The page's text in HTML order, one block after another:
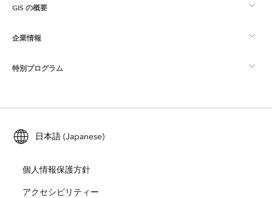
マッピング
Esri Community
ArcGIS ブログ
ユーザー調査およびテスト
Esri Young Professionals Network
GIS の概要
GIS とは
ロケーション インテリジェンス
トレーニング
ArcUser
ArcNews
企業情報
Esri について
採用情報
オープンビジョン
特別プログラム
ArcGIS for Student Use
自然保護
日本語 (Japanese)
個人情報保護方針
アクセシビリティー